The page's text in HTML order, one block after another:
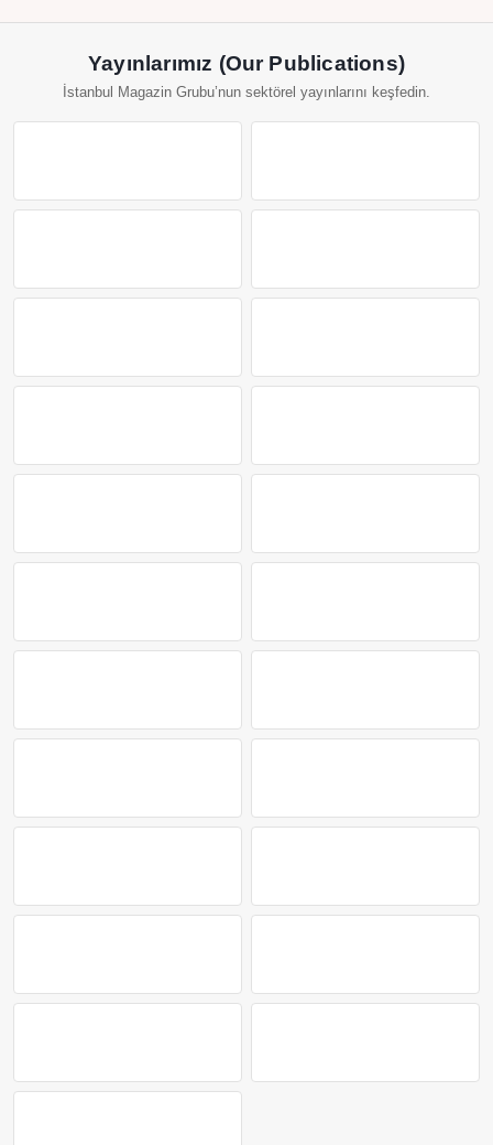
Yayınlarımız (Our Publications)
İstanbul Magazin Grubu’nun sektörel yayınlarını keşfedin.